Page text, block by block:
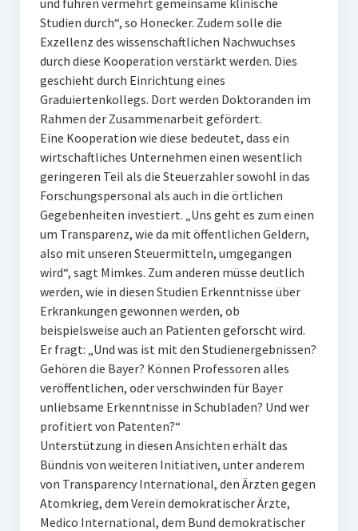
und führen vermehrt gemeinsame klinische
Studien durch“, so Honecker. Zudem solle die
Exzellenz des wissenschaftlichen Nachwuchses
durch diese Kooperation verstärkt werden. Dies
geschieht durch Einrichtung eines
Graduiertenkollegs. Dort werden Doktoranden im
Rahmen der Zusammenarbeit gefördert.
Eine Kooperation wie diese bedeutet, dass ein
wirtschaftliches Unternehmen einen wesentlich
geringeren Teil als die Steuerzahler sowohl in das
Forschungspersonal als auch in die örtlichen
Gegebenheiten investiert. „Uns geht es zum einen
um Transparenz, wie da mit öffentlichen Geldern,
also mit unseren Steuermitteln, umgegangen
wird“, sagt Mimkes. Zum anderen müsse deutlich
werden, wie in diesen Studien Erkenntnisse über
Erkrankungen gewonnen werden, ob
beispielsweise auch an Patienten geforscht wird.
Er fragt: „Und was ist mit den Studienergebnissen?
Gehören die Bayer? Können Professoren alles
veröffentlichen, oder verschwinden für Bayer
unliebsame Erkenntnisse in Schubladen? Und wer
profitiert von Patenten?“
Unterstützung in diesen Ansichten erhält das
Bündnis von weiteren Initiativen, unter anderem
von Transparency International, den Ärzten gegen
Atomkrieg, dem Verein demokratischer Ärzte,
Medico International, dem Bund demokratischer